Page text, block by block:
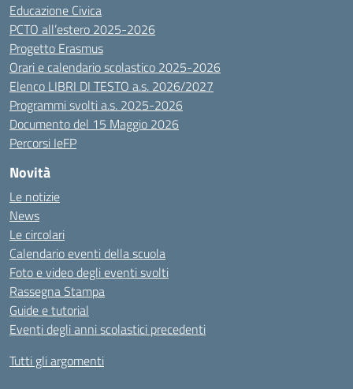
Educazione Civica
PCTO all’estero 2025-2026
Progetto Erasmus
Orari e calendario scolastico 2025-2026
Elenco LIBRI DI TESTO a.s. 2026/2027
Programmi svolti a.s. 2025-2026
Documento del 15 Maggio 2026
Percorsi IeFP
Novità
Le notizie
News
Le circolari
Calendario eventi della scuola
Foto e video degli eventi svolti
Rassegna Stampa
Guide e tutorial
Eventi degli anni scolastici precedenti
Tutti gli argomenti